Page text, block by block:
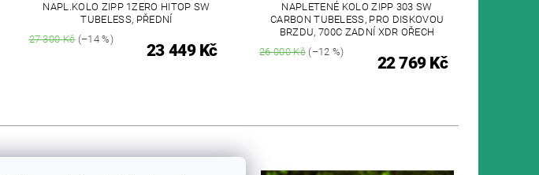
NAPL.KOLO ZIPP 1ZERO HITOP SW
TUBELESS, PŘEDNÍ
27 300 Kč(–14 %)
23 449 Kč
NAPLETENÉ KOLO ZIPP 303 SW
CARBON TUBELESS, PRO DISKOVOU
BRZDU, 700C ZADNÍ XDR OŘECH
26 000 Kč(–12 %)
22 769 Kč